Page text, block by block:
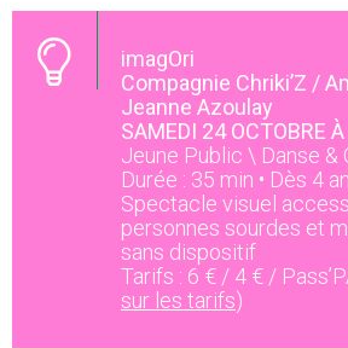
imagOri
Compagnie Chriki’Z /
Jeanne Azoulay
SAMEDI 24 OCTOBRE
Jeune Public \ Danse &
Durée : 35 min • Dès 4
Spectacle visuel
personnes sourdes et
sans dispositif
Tarifs : 6 € / 4 € /
sur les tarifs)